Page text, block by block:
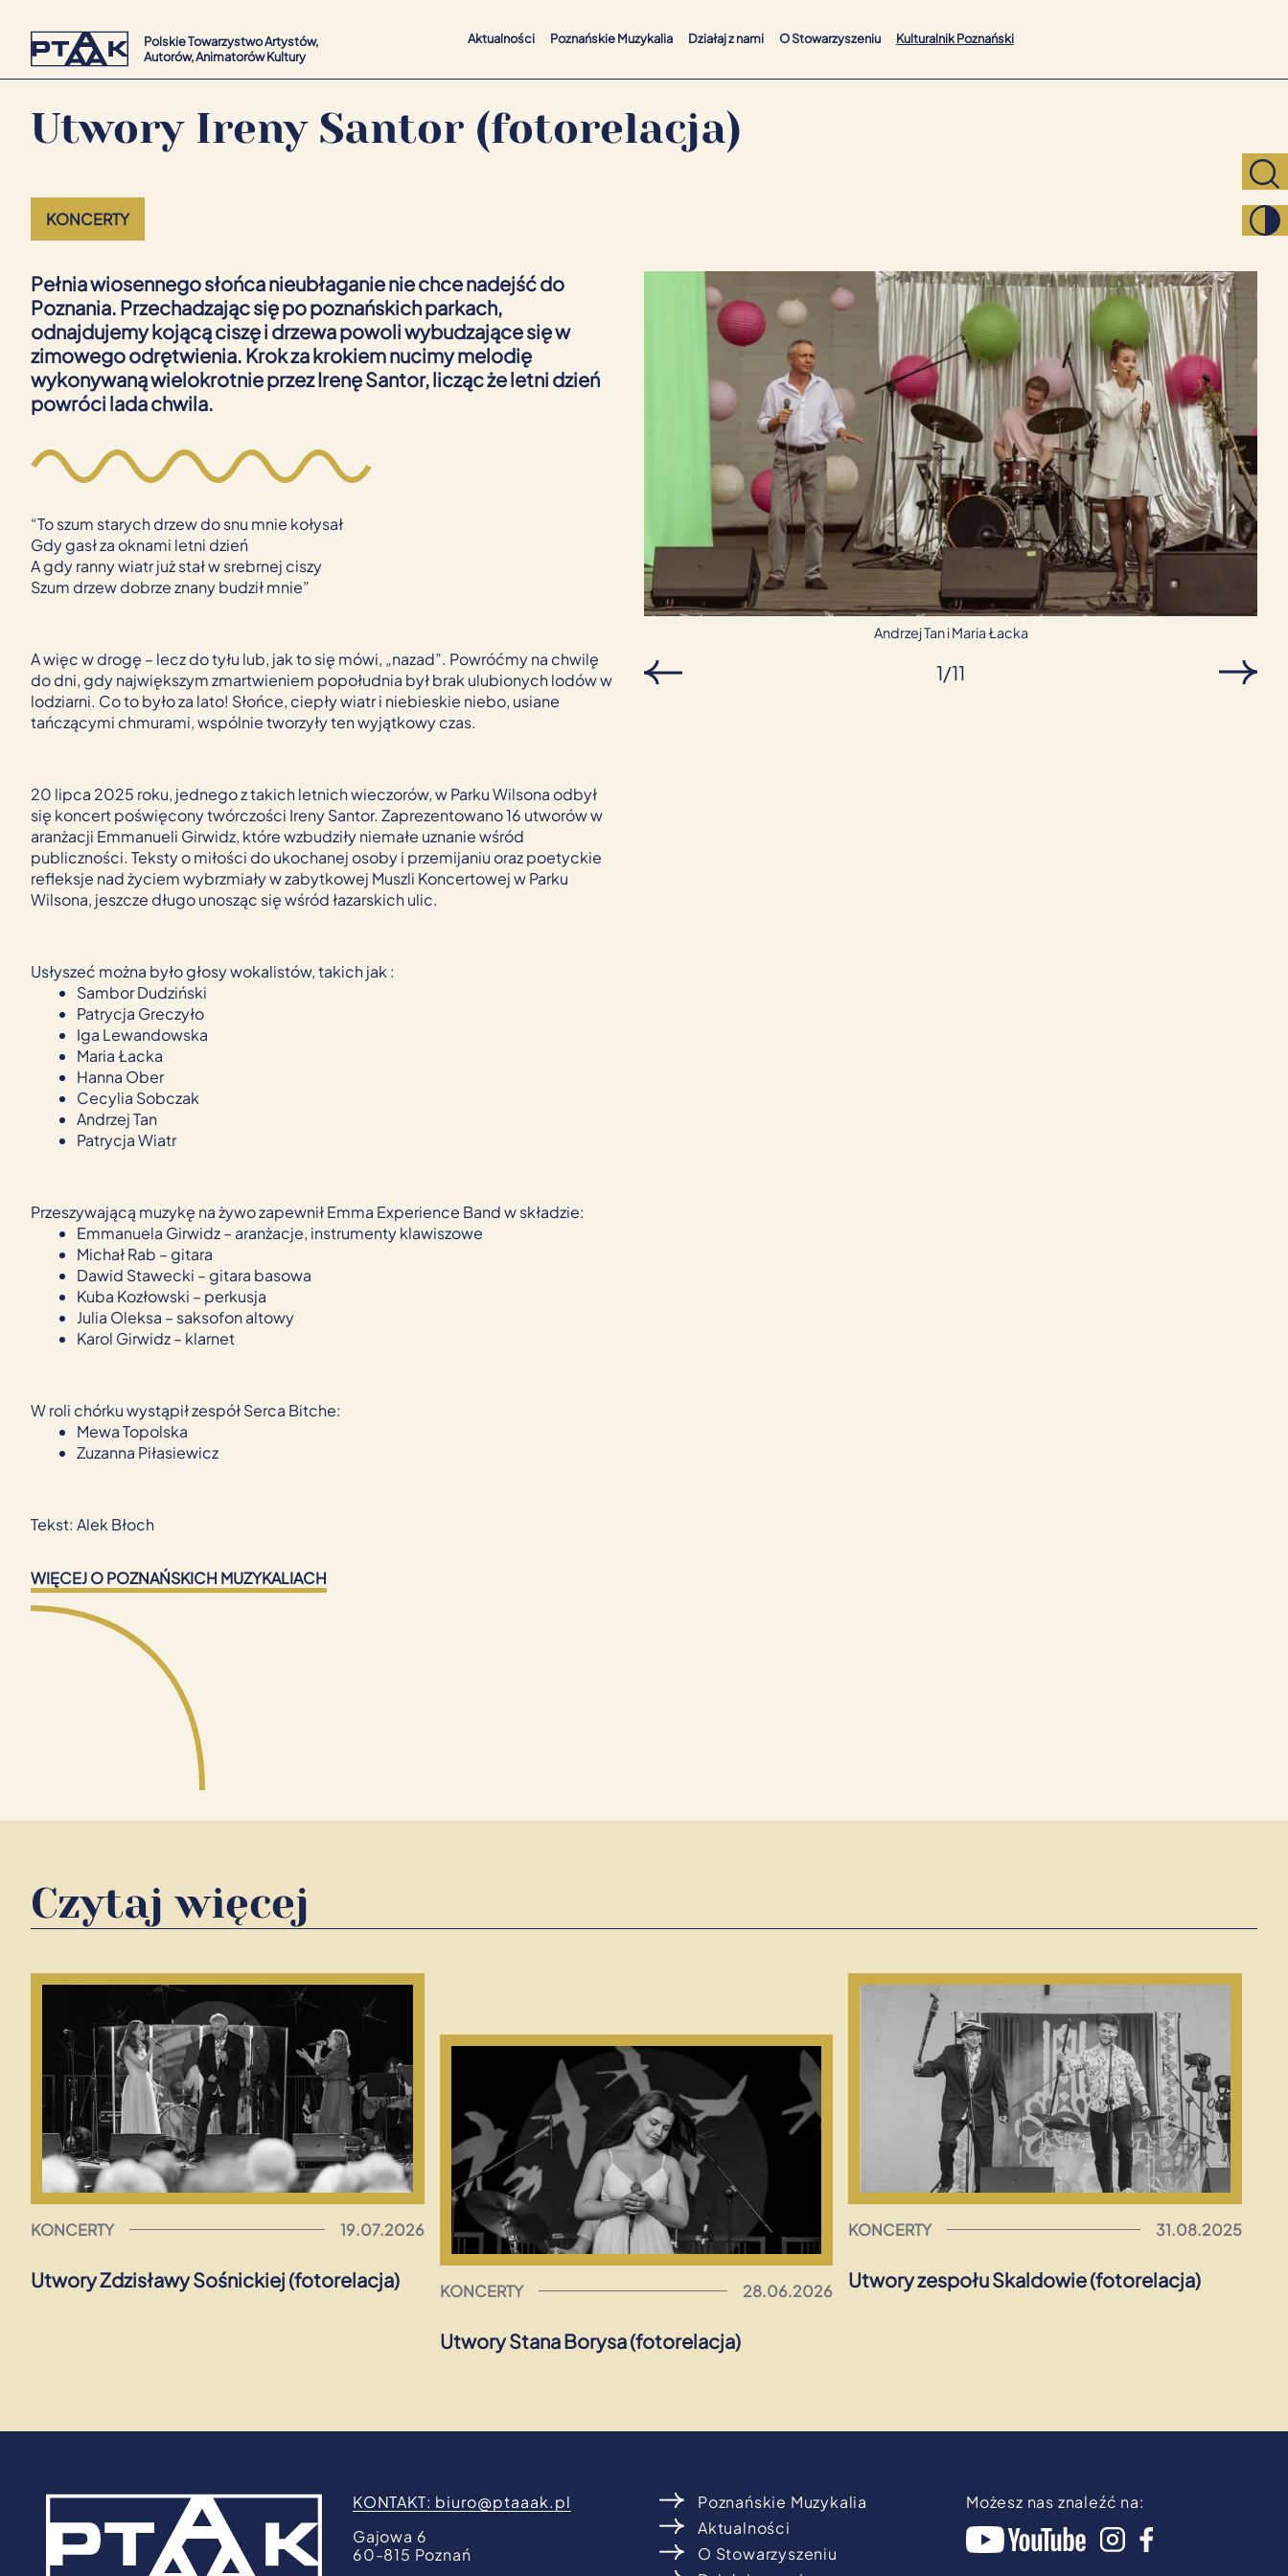
Polskie Towarzystwo Artystów,
Autorów, Animatorów Kultury
Aktualności Poznańskie Muzykalia Działaj z nami O Stowarzyszeniu Kulturalnik Poznański
Utwory Ireny Santor (fotorelacja)
KONCERTY
Pełnia wiosennego słońca nieubłaganie nie chce nadejść do
Poznania. Przechadzając się po poznańskich parkach,
odnajdujemy kojącą ciszę i drzewa powoli wybudzające się w
zimowego odrętwienia. Krok za krokiem nucimy melodię
wykonywaną wielokrotnie przez Irenę Santor, licząc że letni dzień
powróci lada chwila.
Andrzej Tan i Maria Łacka
1/11
“To szum starych drzew do snu mnie kołysał
Gdy gasł za oknami letni dzień
A gdy ranny wiatr już stał w srebrnej ciszy
Szum drzew dobrze znany budził mnie”
A więc w drogę – lecz do tyłu lub, jak to się mówi, „nazad”. Powróćmy na chwilę
do dni, gdy największym zmartwieniem popołudnia był brak ulubionych lodów w
lodziarni. Co to było za lato! Słońce, ciepły wiatr i niebieskie niebo, usiane
tańczącymi chmurami, wspólnie tworzyły ten wyjątkowy czas.
20 lipca 2025 roku, jednego z takich letnich wieczorów, w Parku Wilsona odbył
się koncert poświęcony twórczości Ireny Santor. Zaprezentowano 16 utworów w
aranżacji Emmanueli Girwidz, które wzbudziły niemałe uznanie wśród
publiczności. Teksty o miłości do ukochanej osoby i przemijaniu oraz poetyckie
refleksje nad życiem wybrzmiały w zabytkowej Muszli Koncertowej w Parku
Wilsona, jeszcze długo unosząc się wśród łazarskich ulic.
Usłyszeć można było głosy wokalistów, takich jak :
Sambor Dudziński
Patrycja Greczyło
Iga Lewandowska
Maria Łacka
Hanna Ober
Cecylia Sobczak
Andrzej Tan
Patrycja Wiatr
Przeszywającą muzykę na żywo zapewnił Emma Experience Band w składzie:
Emmanuela Girwidz – aranżacje, instrumenty klawiszowe
Michał Rab – gitara
Dawid Stawecki – gitara basowa
Kuba Kozłowski – perkusja
Julia Oleksa – saksofon altowy
Karol Girwidz – klarnet
W roli chórku wystąpił zespół Serca Bitche:
Mewa Topolska
Zuzanna Piłasiewicz
Tekst: Alek Błoch
WIĘCEJ O POZNAŃSKICH MUZYKALIACH
Czytaj więcej
KONCERTY 19.07.2026
Utwory Zdzisławy Sośnickiej (fotorelacja) KONCERTY 28.06.2026
Utwory Stana Borysa (fotorelacja)
KONCERTY 31.08.2025
Utwory zespołu Skaldowie (fotorelacja)
KONTAKT: biuro@ptaaak.pl
Gajowa 6
60-815 Poznań
Poznańskie Muzykalia
Aktualności
O Stowarzyszeniu
Możesz nas znaleźć na: